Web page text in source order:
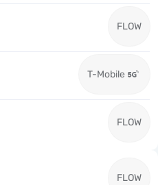
FLOW
T-Mobile
FLOW
FLOW